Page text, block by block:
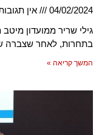
04/02/2024
אין תגובות
גילי שריר ממועדון
בתחרות, לאחר שצברה
המשך קריאה »